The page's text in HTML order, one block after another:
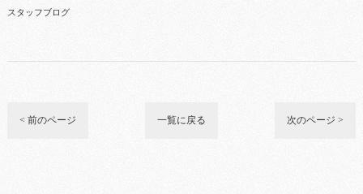
スタッフブログ
< 前のページ 一覧に戻る 次のページ >